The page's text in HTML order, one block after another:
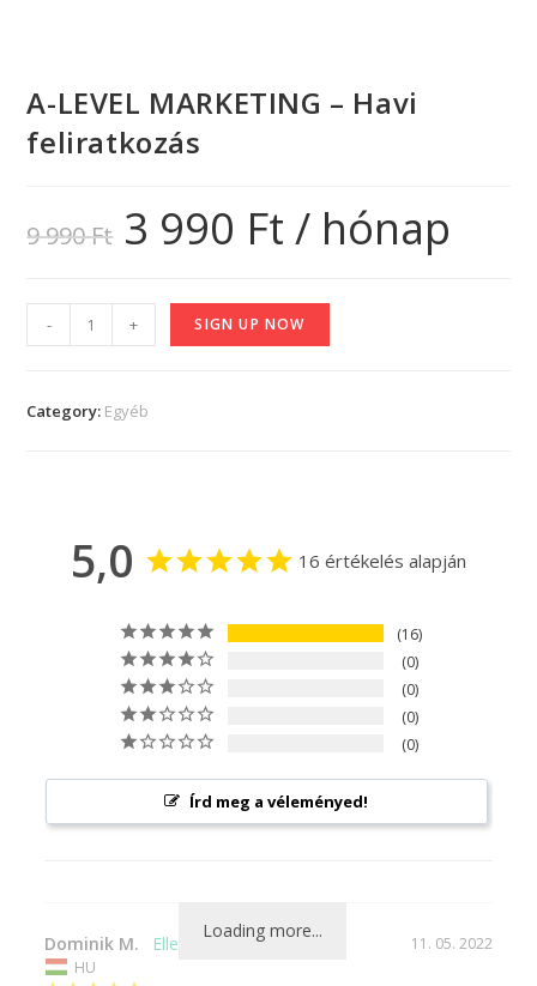
A-LEVEL MARKETING – Havi
feliratkozás
9 990Ft 3 990 Ft / hónap
- + SIGN UP NOW
Category: Egyéb
5,0 16 értékelés alapján
16
0
0
0
0
Írd meg a véleményed!
Loading more...
11. 05. 2022
Dominik M.
HU